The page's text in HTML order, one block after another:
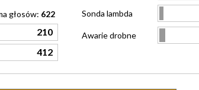
głosów: 622
210
412
Sonda lambda
Awarie drobne